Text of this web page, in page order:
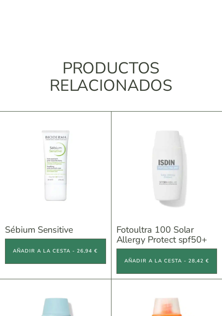
PRODUCTOS
RELACIONADOS
Sébium Sensitive
AÑADIR A LA CESTA - 26,94 €
Fotoultra 100 Solar
Allergy Protect spf50+
AÑADIR A LA CESTA - 28,42 €